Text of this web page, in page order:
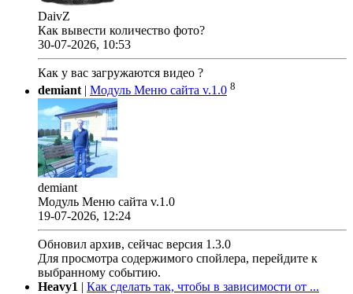
DaivZ
Как вывести количество фото?
30-07-2026, 10:53
Как у вас загружаются видео ?
demiant| Модуль Меню сайта v.1.0 8
demiant
Модуль Меню сайта v.1.0
19-07-2026, 12:24
Обновил архив, сейчас версия 1.3.0
Для просмотра содержимого спойлера, перейдите к
выбранному событию.
Heavy1 | Как сделать так, чтобы в зависимости от ...